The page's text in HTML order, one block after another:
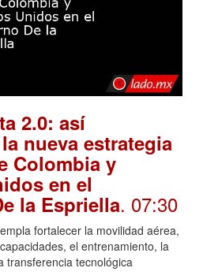
2.0: así
nueva estrategia
Colombia y
en el
la Espriella. 07:30
fortalecer la movilidad aérea,
el entrenamiento, la
transferencia tecnológica